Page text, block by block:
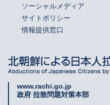
ソーシャルメディア
サイトポリシー
情報提供窓口
www.rachi.go.jp
政府 拉致問題対策本部